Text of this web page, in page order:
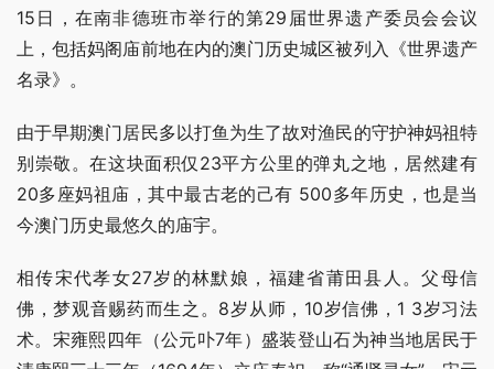
15日，在南非德班市举行的第29届世界遗产委员会会议
上，包括妈阁庙前地在内的澳门历史城区被列入《世界遗产
名录》。
由于早期澳门居民多以打鱼为生了故对渔民的守护神妈祖特
别崇敬。在这块面积仅23平方公里的弹丸之地，居然建有
20多座妈祖庙，其中最古老的己有 500多年历史，也是当
今澳门历史最悠久的庙宇。
相传宋代孝女27岁的林默娘，福建省莆田县人。父母信
佛，梦观音赐药而生之。8岁从师，10岁信佛，1 3岁习法
术。宋雍熙四年（公元卟7年）盛装登山石为神当地居民于